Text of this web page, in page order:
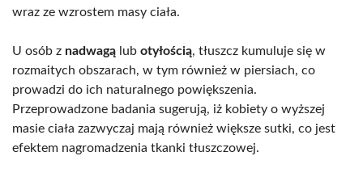
wraz ze wzrostem masy ciała.
U osób z nadwagą lub otyłością, tłuszcz kumuluje się w
rozmaitych obszarach, w tym również w piersiach, co
prowadzi do ich naturalnego powiększenia.
Przeprowadzone badania sugerują, iż kobiety o wyższej
masie ciała zazwyczaj mają również większe sutki, co jest
efektem nagromadzenia tkanki tłuszczowej.